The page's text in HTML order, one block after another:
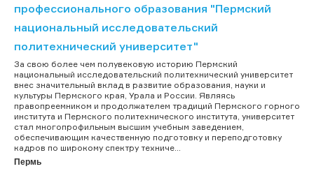
профессионального образования "Пермский
национальный исследовательский
политехнический университет"
За свою более чем полувековую историю Пермский
национальный исследовательский политехнический университет
внес значительный вклад в развитие образования, науки и
культуры Пермского края, Урала и России. Являясь
правопреемником и продолжателем традиций Пермского горного
института и Пермского политехнического института, университет
стал многопрофильным высшим учебным заведением,
обеспечивающим качественную подготовку и переподготовку
кадров по широкому спектру техниче...
Пермь